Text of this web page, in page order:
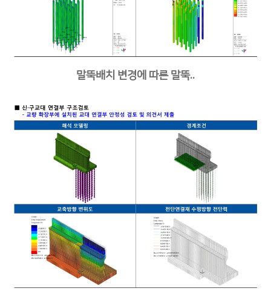
말뚝배치 변경에 따른 말뚝..